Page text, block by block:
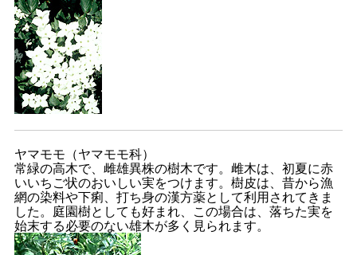
ヤマモモ（ヤマモモ科）
常緑の高木で、雌雄異株の樹木です。雌木は、初夏に赤
いいちご状のおいしい実をつけます。樹皮は、昔から漁
網の染料や下痢、打ち身の漢方薬として利用されてきま
した。庭園樹としても好まれ、この場合は、落ちた実を
始末する必要のない雄木が多く見られます。